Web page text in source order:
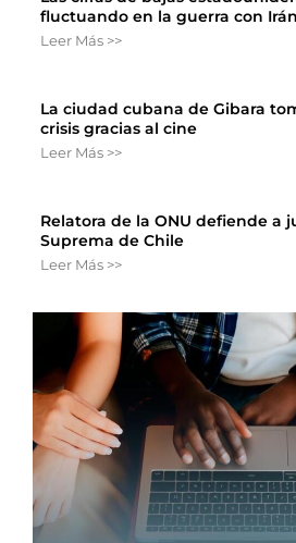
fluctuando en la guerra con Irán
Leer Más >>
La ciudad cubana de Gibara
crisis gracias al cine
Leer Más >>
Relatora de la ONU defiende a
Suprema de Chile
Leer Más >>